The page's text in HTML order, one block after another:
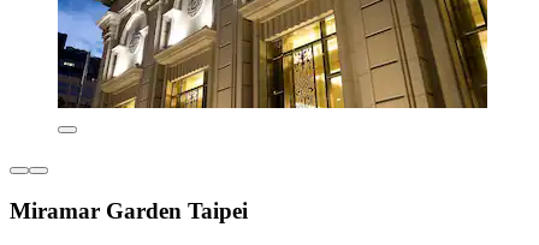
Miramar Garden Taipei